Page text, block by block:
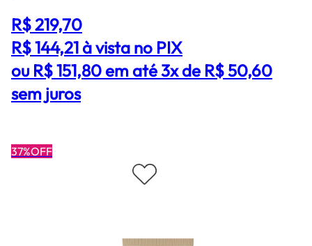
R$ 219,70
R$ 144,21à vista no PIX
ou R$ 151,80 em até 3x de R$ 50,60
sem juros
37%OFF